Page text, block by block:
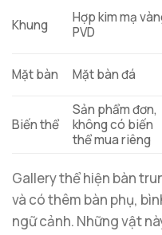
Khung
Hợp kim mạ
PVD
Mặt bàn Mặt bàn đá
Biến thể
Sản phẩm đơn,
không có biến
thể mua riêng
Gallery thể hiện bàn
và có thêm bàn phụ,
ngữ cảnh. Những vật